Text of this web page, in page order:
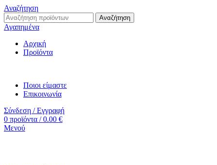
Αναζήτηση
Αναζήτηση
Αγαπημένα
Αρχική
Προϊόντα
Ποιοι είμαστε
Επικοινωνία
Σύνδεση / Εγγραφή
0 προϊόντα / 0.00 €
Μενού